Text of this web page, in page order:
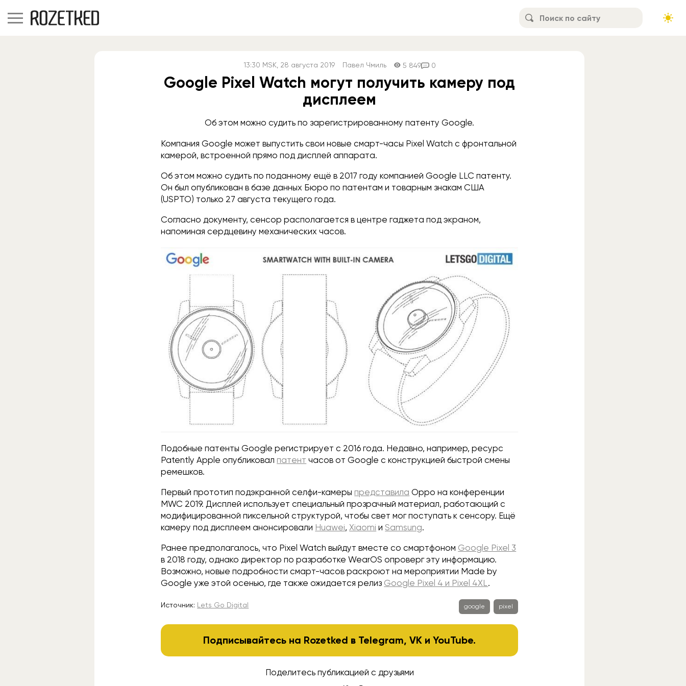
13:30 MSK, 28 августа 2019 Павел Чмиль 5 849 0
Google Pixel Watch могут получить камеру под
дисплеем
Об этом можно судить по зарегистрированному патенту Google.
Компания Google может выпустить свои новые смарт-часы Pixel Watch с фронтальной
камерой, встроенной прямо под дисплей аппарата.
Об этом можно судить по поданному ещё в 2017 году компанией Google LLC патенту.
Он был опубликован в базе данных Бюро по патентам и товарным знакам США
(USPTO) только 27 августа текущего года.
Согласно документу, сенсор располагается в центре гаджета под экраном,
напоминая сердцевину механических часов.
Подобные патенты Google регистрирует с 2016 года. Недавно, например, ресурс
Patently Apple опубликовал патент часов от Google с конструкцией быстрой смены
ремешков.
Первый прототип подэкранной селфи-камеры представила Oppo на конференции
MWC 2019. Дисплей использует специальный прозрачный материал, работающий с
модифицированной пиксельной структурой, чтобы свет мог поступать к сенсору. Ещё
камеру под дисплеем анонсировали Huawei, Xiaomi иSamsung.
Ранее предполагалось, что Pixel Watch выйдут вместе со смартфоном Google Pixel 3
в 2018 году, однако директор по разработке WearOS опроверг эту информацию.
Возможно, новые подробности смарт-часов раскроют на мероприятии Made by
Google уже этой осенью, где также ожидается релиз Google Pixel 4 и Pixel 4XL .
Источник: Lets Go Digital google pixel
Подписывайтесь на Rozetked в Telegram,VK иYouTube.
Поделитесь публикацией с друзьями